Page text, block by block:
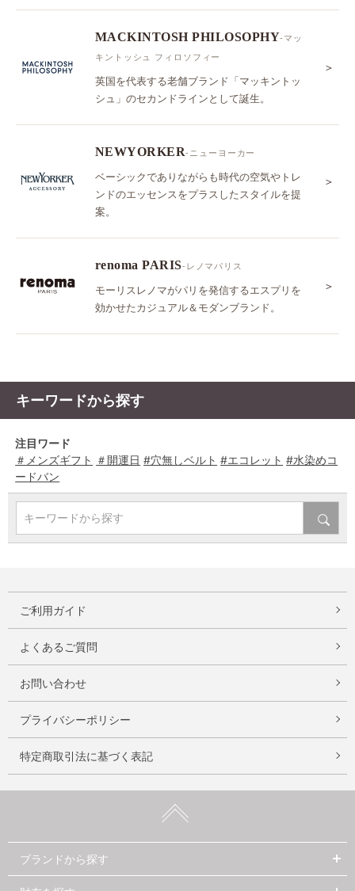
MACKINTOSH PHILOSOPHY-マッ
キントッシュ フィロソフィー
英国を代表する老舗ブランド「マッキントッ
シュ」のセカンドラインとして誕生。
＞
NEWYORKER-ニューヨーカー
ベーシックでありながらも時代の空気やトレ
ンドのエッセンスをプラスしたスタイルを提
案。
＞
renoma PARIS-レノマパリス
モーリスレノマがパリを発信するエスプリを
効かせたカジュアル＆モダンブランド。
＞
キーワードから探す
注目ワード
＃メンズギフト ＃開運日 #穴無しベルト #エコレット #水染めコ
ードバン
キーワードから探す
ご利用ガイド
よくあるご質問
お問い合わせ
プライバシーポリシー
特定商取引法に基づく表記
ブランドから探す